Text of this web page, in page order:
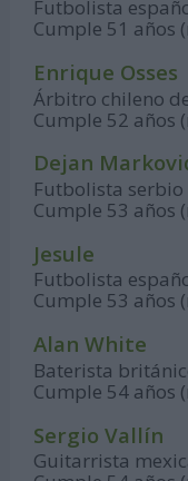
Futbolista
Cumple 51 años
Enrique Osses
Árbitro chileno
Cumple 52 años
Dejan
Futbolista serbio
Cumple 53 años
Jesule
Futbolista
Cumple 53 años
Alan White
Baterista
Cumple 54 años
Sergio Vallín
Guitarrista